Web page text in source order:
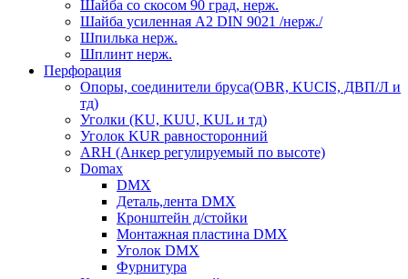
Шайба со скосом 90 град, нерж.
Шайба усиленная А2 DIN 9021 /нерж./
Шпилька нерж.
Шплинт нерж.
Перфорация
Опоры, соединители бруса(OBR, KUCIS, ДВП/Л и
тд)
Уголки (KU, KUU, KUL и тд)
Уголок KUR равносторонний
ARH (Анкер регулируемый по высоте)
Domax
DMX
Деталь,лента DMX
Кронштейн д/стойки
Монтажная пластина DMX
Уголок DMX
Фурнитура